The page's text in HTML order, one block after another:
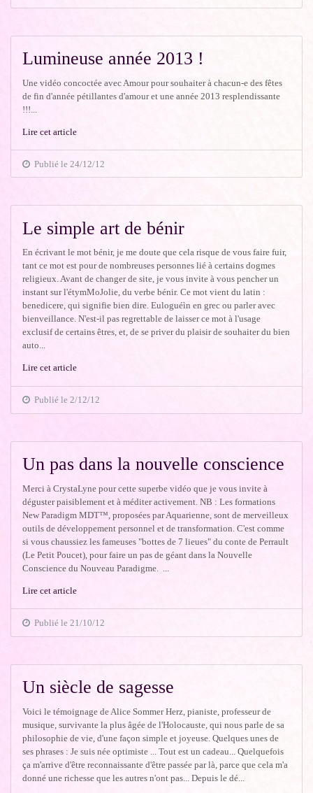
Lumineuse année 2013 !
Une vidéo concoctée avec Amour pour souhaiter à chacun-e des fêtes
de fin d'année pétillantes d'amour et une année 2013 resplendissante
!!!...
Lire cet article
Publié le 24/12/12
Le simple art de bénir
En écrivant le mot bénir, je me doute que cela risque de vous faire fuir,
tant ce mot est pour de nombreuses personnes lié à certains dogmes
religieux. Avant de changer de site, je vous invite à vous pencher un
instant sur l'étymMoJolie, du verbe bénir. Ce mot vient du latin :
benedicere, qui signifie bien dire. Euloguéìn en grec ou parler avec
bienveillance. N'est-il pas regrettable de laisser ce mot à l'usage
exclusif de certains êtres, et, de se priver du plaisir de souhaiter du bien
auto...
Lire cet article
Publié le 2/12/12
Un pas dans la nouvelle conscience
Merci à CrystaLyne pour cette superbe vidéo que je vous invite à
déguster paisiblement et à méditer activement. NB : Les formations
New Paradigm MDT™, proposées par Aquarienne, sont de merveilleux
outils de développement personnel et de transformation. C'est comme
si vous chaussiez les fameuses "bottes de 7 lieues" du conte de Perrault
(Le Petit Poucet), pour faire un pas de géant dans la Nouvelle
Conscience du Nouveau Paradigme. ...
Lire cet article
Publié le 21/10/12
Un siècle de sagesse
Voici le témoignage de Alice Sommer Herz, pianiste, professeur de
musique, survivante la plus âgée de l'Holocauste, qui nous parle de sa
philosophie de vie, d'une façon simple et joyeuse. Quelques unes de
ses phrases : Je suis née optimiste ... Tout est un cadeau... Quelquefois
ça m'arrive d'être reconnaissante d'être passée par là, parce que cela m'a
donné une richesse que les autres n'ont pas... Depuis le dé...